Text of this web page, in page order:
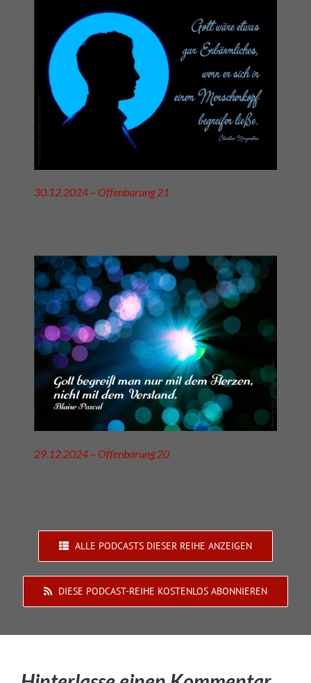
30.12.2024 – Offenbarung 21
29.12.2024 – Offenbarung 20
ALLE PODCASTS DIESER REIHE ANZEIGEN
DIESE PODCAST-REIHE KOSTENLOS ABONNIEREN